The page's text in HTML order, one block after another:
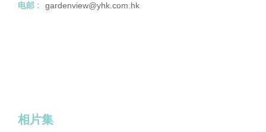
电邮 : gardenview@yhk.com.hk
相片集